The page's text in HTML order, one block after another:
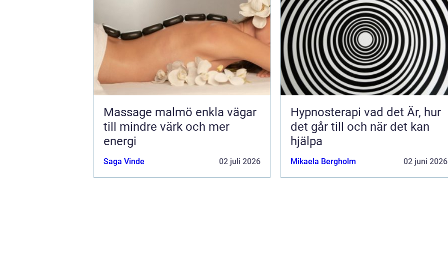
Massage malmö enkla vägar
till mindre värk och mer
energi
Saga Vinde 02 juli 2026
Hypnosterapi vad det Är, hur
det går till och när det kan
hjälpa
Mikaela Bergholm 02 juni 2026